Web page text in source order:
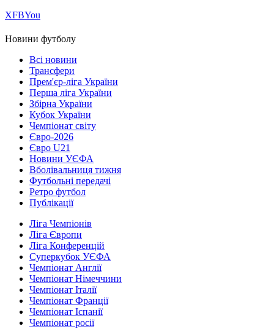
ХFBYou
Новини футболу
Всі новини
Трансфери
Прем'єр-ліга України
Перша ліга України
Збірна України
Кубок України
Чемпіонат світу
Євро-2026
Євро U21
Новини УЄФА
Вболівальниця тижня
Футбольні передачі
Ретро футбол
Публікації
Ліга Чемпіонів
Ліга Європи
Ліга Конференцій
Суперкубок УЄФА
Чемпіонат Англії
Чемпіонат Німеччини
Чемпіонат Італії
Чемпіонат Франції
Чемпіонат Іспанії
Чемпіонат росії